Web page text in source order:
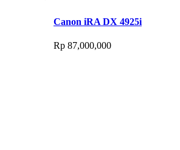
Canon iRA DX 4925i
Rp 87,000,000